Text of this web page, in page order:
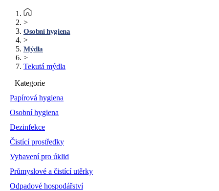
>
Osobní hygiena
>
Mýdla
>
Tekutá mýdla
Kategorie
Papírová hygiena
Osobní hygiena
Dezinfekce
Čistící prostředky
Vybavení pro úklid
Průmyslové a čistící utěrky
Odpadové hospodářství